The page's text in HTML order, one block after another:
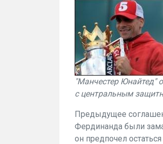
"Манчестер Юнайтед"
с центральным
Предыдущее
Фердинанда были
он предпочел